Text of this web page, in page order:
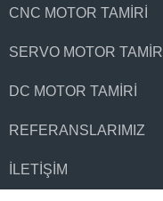
CNC MOTOR TAMIRI
SERVO MOTOR TAMIRI
DC MOTOR TAMIRI
REFERANSLARIMIZ
İLETIŞIM